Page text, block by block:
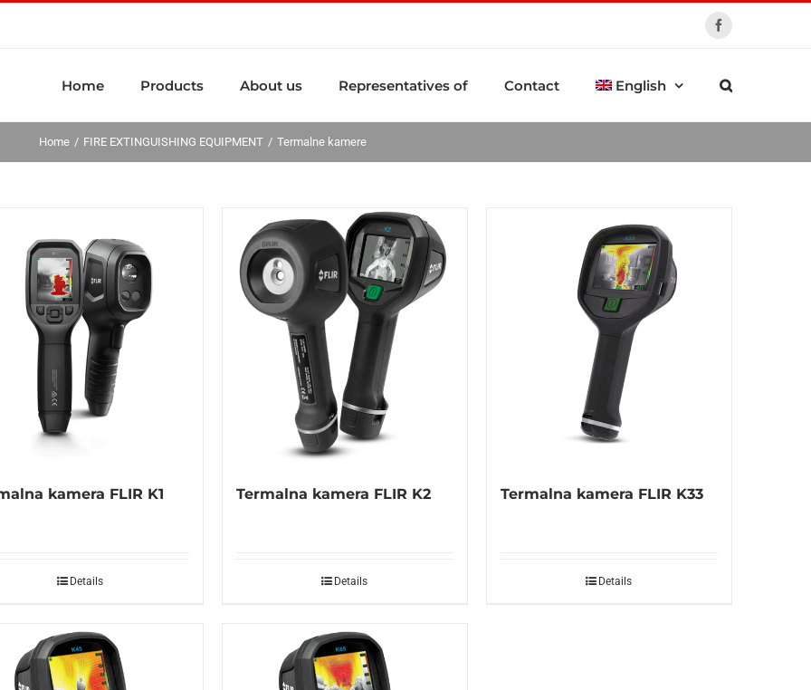
Facebook
Home Products About us Representatives of Contact English
Home FIRE EXTINGUISHING EQUIPMENT Termalne kamere
kamera FLIR K1
Details
Termalna kamera FLIR K2
Details
Termalna kamera FLIR K33
Details